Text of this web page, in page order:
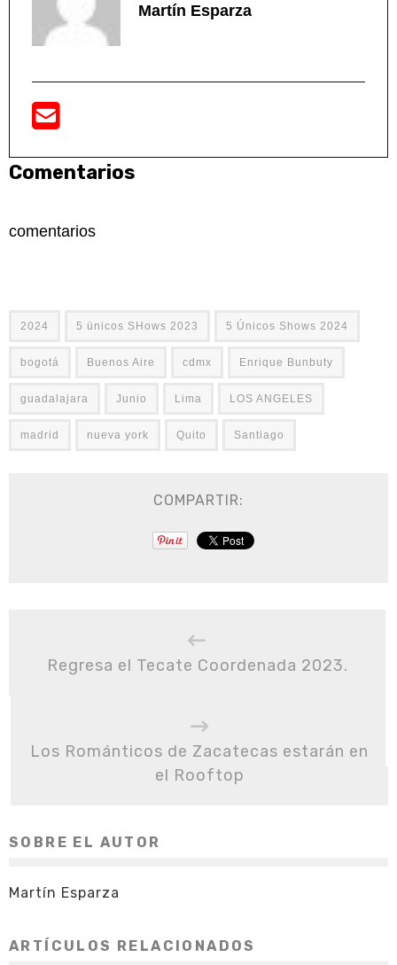
Martín Esparza
Comentarios
comentarios
2024 5 ünicos SHows 2023 5 Únicos Shows 2024
bogotá Buenos Aire cdmx Enrique Bunbuty
guadalajara Junio Lima LOS ANGELES
madrid nueva york Quito Santiago
COMPARTIR:
Regresa el Tecate Coordenada 2023.
Los Románticos de Zacatecas estarán en
el Rooftop
SOBRE EL AUTOR
Martín Esparza
ARTÍCULOS RELACIONADOS